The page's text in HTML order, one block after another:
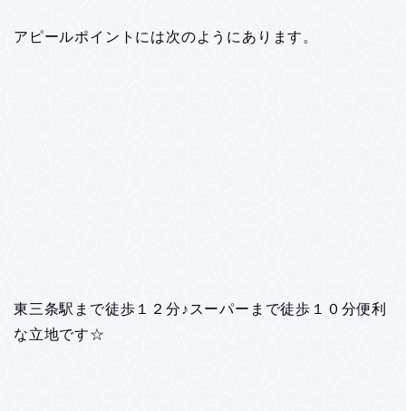
アピールポイントには次のようにあります。
東三条駅まで徒歩１２分♪スーパーまで徒歩１０分便利
な立地です☆